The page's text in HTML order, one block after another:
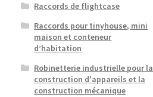
Raccords de flightcase
Raccords pour tinyhouse, mini
maison et conteneur
d’habitation
Robinetterie industrielle pour la
construction d'appareils et la
construction mécanique